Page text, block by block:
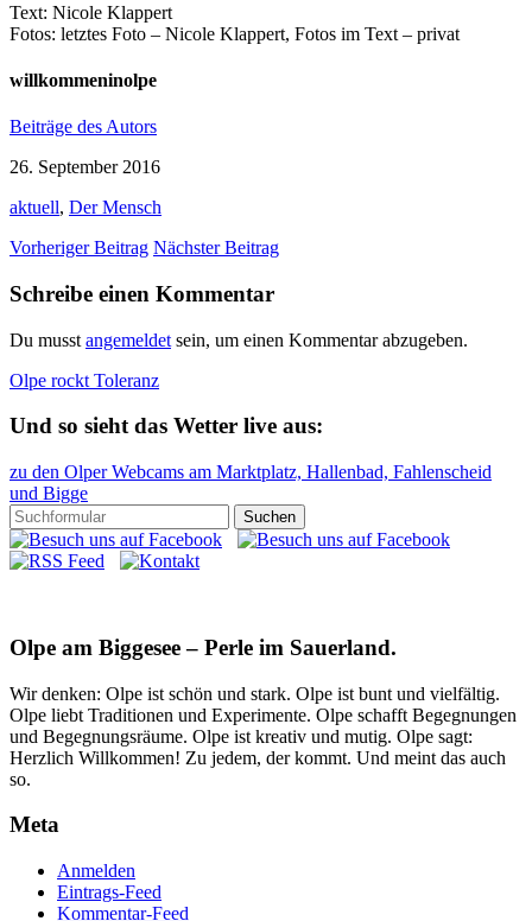
Text: Nicole Klappert
Fotos: letztes Foto – Nicole Klappert, Fotos im Text – privat
willkommeninolpe
Beiträge des Autors
26. September 2016
aktuell, Der Mensch
Vorheriger Beitrag Nächster Beitrag
Schreibe einen Kommentar
Du musst angemeldet sein, um einen Kommentar abzugeben.
Olpe rockt Toleranz
Und so sieht das Wetter live aus:
zu den Olper Webcams am Marktplatz, Hallenbad, Fahlenscheid
und Bigge
Olpe am Biggesee – Perle im Sauerland.
Wir denken: Olpe ist schön und stark. Olpe ist bunt und vielfältig.
Olpe liebt Traditionen und Experimente. Olpe schafft Begegnungen
und Begegnungsräume. Olpe ist kreativ und mutig. Olpe sagt:
Herzlich Willkommen! Zu jedem, der kommt. Und meint das auch
so.
Meta
Anmelden
Eintrags-Feed
Kommentar-Feed